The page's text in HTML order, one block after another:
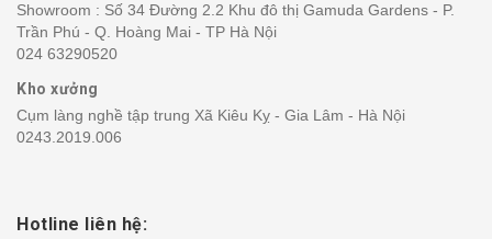
Showroom : Số 34 Đường 2.2 Khu đô thị Gamuda Gardens - P.
Trần Phú - Q. Hoàng Mai - TP Hà Nội
024 63290520
Kho xưởng
Cụm làng nghề tập trung Xã Kiêu Kỵ - Gia Lâm - Hà Nội
0243.2019.006
Hotline liên hệ: